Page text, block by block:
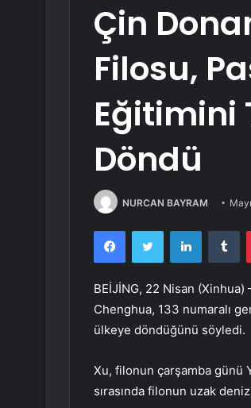
Çin
Filosu,
Eğitimini
Döndü
NURCAN BAYRAM
FacebookTwitter LinkedIn
BEİJİNG, 22 Nisan
Chenghua, 133 numaralı
ülkeye döndüğünü söyledi.
Xu, filonun çarşamba günü
sırasında filonun uzak